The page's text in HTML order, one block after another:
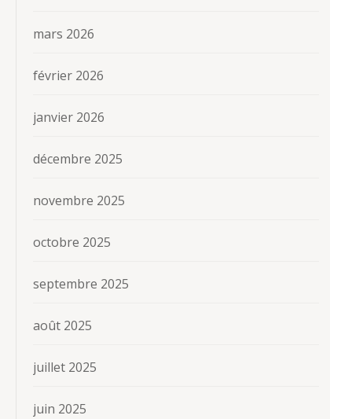
mars 2026
février 2026
janvier 2026
décembre 2025
novembre 2025
octobre 2025
septembre 2025
août 2025
juillet 2025
juin 2025